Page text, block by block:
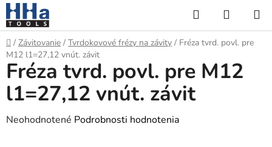
Prejsť
na
obsah
Hľadať
KOŠÍK
Domov
/ Závitovanie / Tvrdokovové frézy na závity / Fréza tvrd. povl. pre
M12 l1=27,12 vnút. závit
Fréza tvrd. povl. pre M12
l1=27,12 vnút. závit
Priemerné
Neohodnotené Podrobnosti hodnotenia